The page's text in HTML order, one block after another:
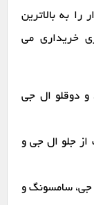
را به بالاترین
خریداری می
و دوقلو ال جی
از جلو ال جی و
جی، سامسونگ و